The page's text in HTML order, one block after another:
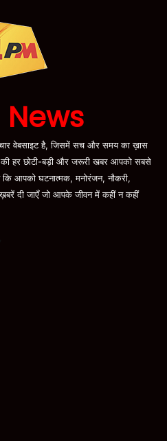
News
वेबसाइट है, जिसमें सच और समय का ख़ास
हर छोटी-बड़ी और जरूरी खबर आपको सबसे
आपको घटनात्मक, मनोरंजन, नौकरी,
दी जाएँ जो आपके जीवन में कहीं न कहीं